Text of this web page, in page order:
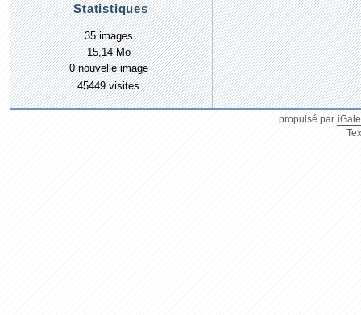
Statistiques
35 images
15,14 Mo
0 nouvelle image
45449 visites
propulsé par